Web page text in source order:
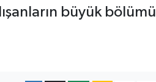
büyük bölümü